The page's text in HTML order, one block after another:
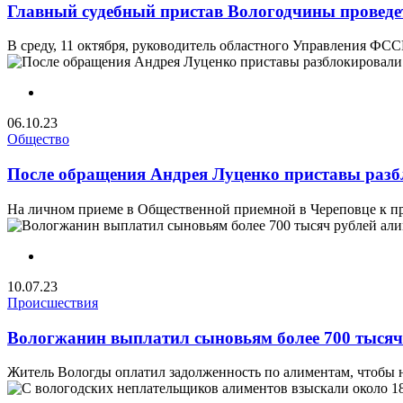
Главный судебный пристав Вологодчины
В среду, 11 октября, руководитель областного Управления
06.10.23
Общество
После обращения Андрея Луценко приставы
На личном приеме в Общественной приемной в Череповце к
10.07.23
Происшествия
Вологжанин выплатил сыновьям более 700
Житель Вологды оплатил задолженность по алиментам,